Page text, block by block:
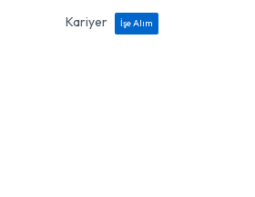
Kariyer
İşe Alım